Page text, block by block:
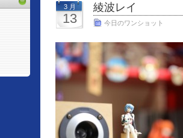
3 月
13
綾波レイ
今日のワンショット